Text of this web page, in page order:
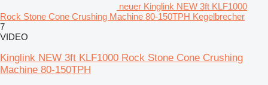
neuer Kinglink NEW 3ft KLF1000
Rock Stone Cone Crushing Machine 80-150TPH Kegelbrecher
7
VIDEO
Kinglink NEW 3ft KLF1000 Rock Stone Cone Crushing
Machine 80-150TPH